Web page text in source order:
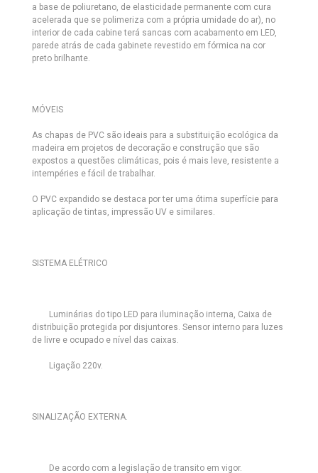
a base de poliuretano, de elasticidade permanente com cura
acelerada que se polimeriza com a própria umidade do ar), no
interior de cada cabine terá sancas com acabamento em LED,
parede atrás de cada gabinete revestido em fórmica na cor
preto brilhante.
MÓVEIS
As chapas de PVC são ideais para a substituição ecológica da
madeira em projetos de decoração e construção que são
expostos a questões climáticas, pois é mais leve, resistente a
intempéries e fácil de trabalhar.
O PVC expandido se destaca por ter uma ótima superfície para
aplicação de tintas, impressão UV e similares.
SISTEMA ELÉTRICO
Luminárias do tipo LED para iluminação interna, Caixa de
distribuição protegida por disjuntores. Sensor interno para luzes
de livre e ocupado e nível das caixas.
Ligação 220v.
SINALIZAÇÃO EXTERNA.
De acordo com a legislação de transito em vigor.